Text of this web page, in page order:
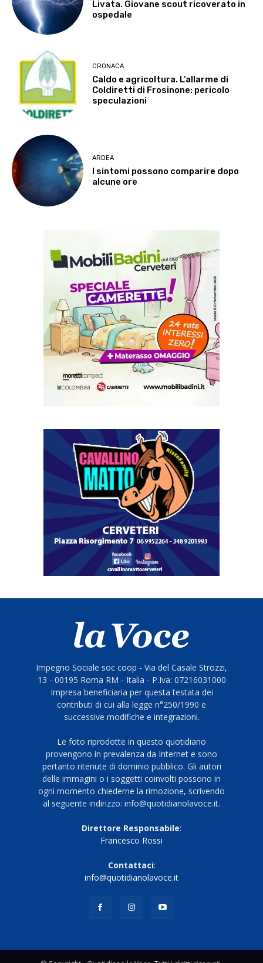
Livata. Giovane scout ricoverato in
ospedale
CRONACA
Caldo e agricoltura. L’allarme di
Coldiretti di Frosinone: pericolo
speculazioni
ARDEA
I sintomi possono comparire dopo
alcune ore
Impegno Sociale soc coop - Via del Casale Strozzi,
13 - 00195 Roma RM - Italia - P.Iva: 07216031000
Impresa beneficiaria per questa testata dei
contributi di cui alla legge n°250/1990 e
successive modifiche e integrazioni.
Le foto riprodotte in questo quotidiano
provengono in prevalenza da Internet e sono
pertanto ritenute di dominio pubblico. Gli autori
delle immagini o i soggetti coinvolti possono in
ogni momento chiederne la rimozione, scrivendo
al seguente indirizzo: info@quotidianolavoce.it.
Direttore Responsabile:
Francesco Rossi
Contattaci:
info@quotidianolavoce.it